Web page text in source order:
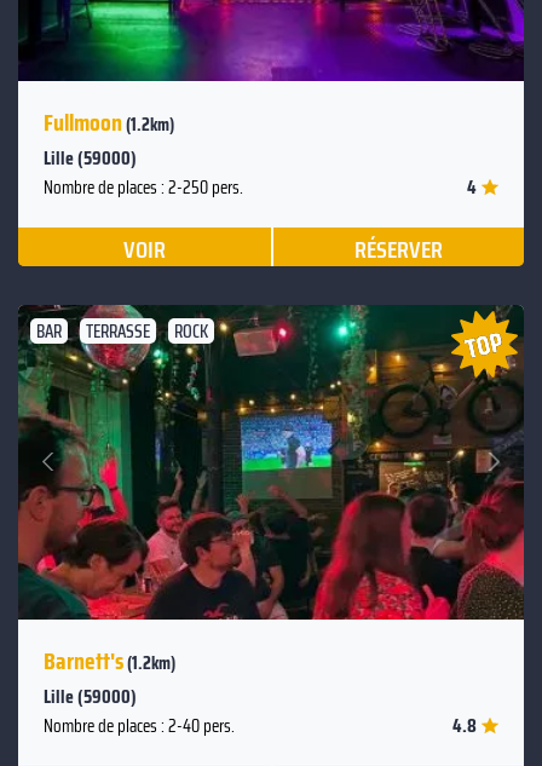
Fullmoon(1.2km)
Lille (59000)
Nombre de places : 2-250 pers. 4
VOIR RÉSERVER
BAR TERRASSE ROCK
Précédent
Suivant
Barnett's(1.2km)
Lille (59000)
Nombre de places : 2-40 pers. 4.8